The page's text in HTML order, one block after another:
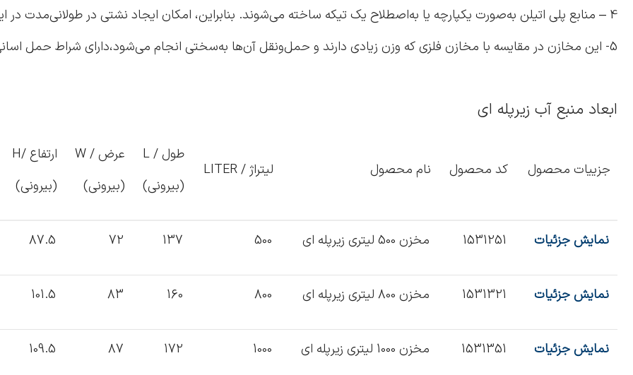
4 – منابع پلی اتیلن به‌صورت یکپارچه یا به‌اصطلاح یک تیکه ساخته می‌شوند. بنابراین، امکان ایجاد نشتی در طولانی‌مدت در این مخازن بسیار کم است.
5- این مخازن در مقایسه با مخازن فلزی که وزن زیادی دارند و حمل‌و‌نقل آن‌ها به‌سختی انجام می‌شود،دارای شراط حمل اسانی هستند.
ابعاد منبع آب زیرپله ای
جزییات محصول کد محصول نام محصول لیتراژ / LITER
طول / L
(بیرونی)
عرض / W
(بیرونی)
ارتفاع /H
(بیرونی)
نمایش جزئیات 1531251 مخزن 500 لیتری زیرپله ای 500
137
72
87.5
نمایش جزئیات 1531321 مخزن 800 لیتری زیرپله ای 800
160
83
101.5
نمایش جزئیات 1531351 مخزن 1000 لیتری زیرپله ای 1000
172
87
109.5